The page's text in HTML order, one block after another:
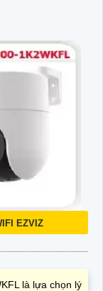
EZVIZ
là lựa chọn lý